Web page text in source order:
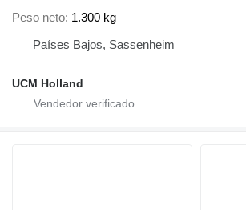
Peso neto 1.300 kg
Países Bajos, Sassenheim
UCM Holland